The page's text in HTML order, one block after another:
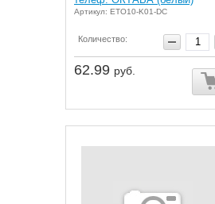
Артикул: ETO10-K01-DC
Количество:
62.99 руб.